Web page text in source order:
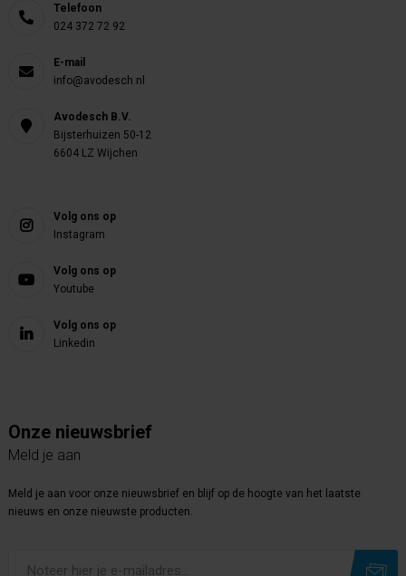
Telefoon
024 372 72 92
E-mail
info@avodesch.nl
Avodesch B.V.
Bijsterhuizen 50-12
6604 LZ Wijchen
Volg ons op
Instagram
Volg ons op
Youtube
Volg ons op
Linkedin
Onze nieuwsbrief
Meld je aan
Meld je aan voor onze nieuwsbrief en blijf op de hoogte van het laatste
nieuws en onze nieuwste producten.